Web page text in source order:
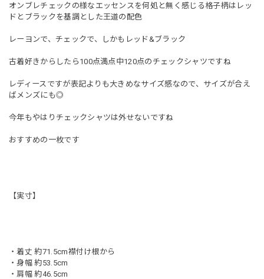
オンブレチェックの様なエッセンスを何処と無く感じる格子柄はレッ
ドとブラックを基調とした王道の配色
レーヨンで、チェックで、しかもレッド&ブラック
古着好きからしたら100点満点中120点のチェックシャツですね
レディースですが表記よりも大きめなサイズ感なので、サイズが合え
ばメンズにも◎
今年もやはりチェックシャツは外せないですね
おすすめの一枚です
【実寸】
・着丈 約71.5cm襟付け根から
・身幅 約53.5cm
・肩幅 約46.5cm